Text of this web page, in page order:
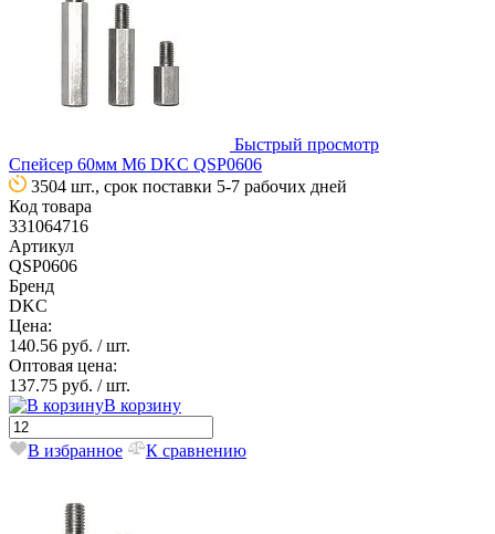
Быстрый просмотр
Спейсер 60мм М6 DKC QSP0606
3504 шт., срок поставки 5-7 рабочих дней
Код товара
331064716
Артикул
QSP0606
Бренд
DKC
Цена:
140.56 руб. / шт.
Оптовая цена:
137.75 руб. / шт.
В корзину
В избранное К сравнению